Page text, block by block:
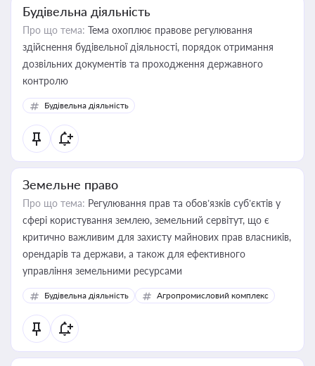
Будівельна діяльність
Про що тема: Тема охоплює правове регулювання
здійснення будівельної діяльності, порядок отримання
дозвільних документів та проходження державного
контролю
Будівельна діяльність
Земельне право
Про що тема: Регулювання прав та обов’язків суб’єктів у
сфері користування землею, земельний сервітут, що є
критично важливим для захисту майнових прав власників,
орендарів та держави, а також для ефективного
управління земельними ресурсами
Будівельна діяльність Агропромисловий комплекс